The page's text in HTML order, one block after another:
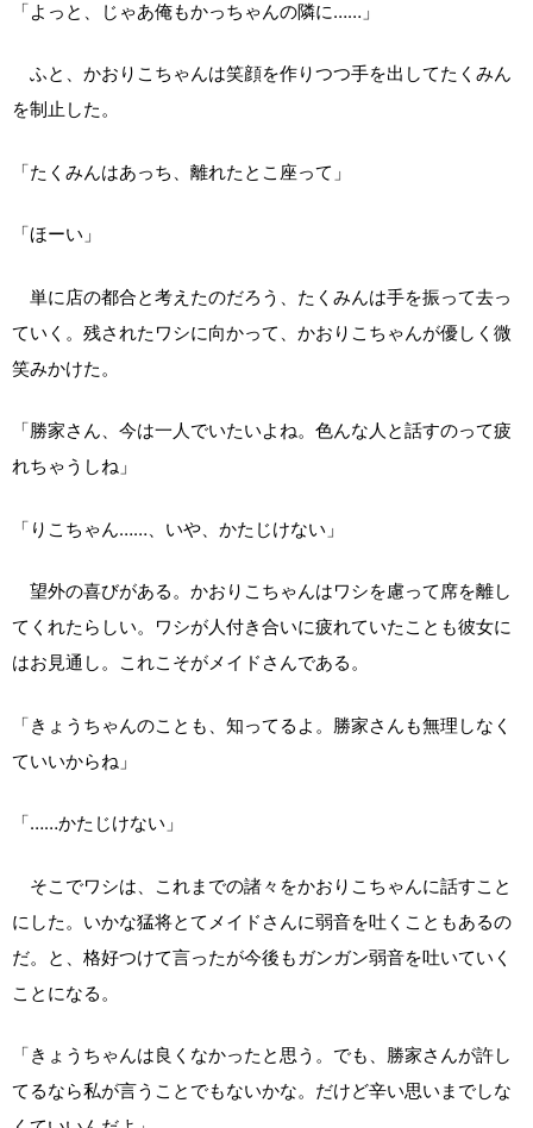
「よっと、じゃあ俺もかっちゃんの隣に……」
ふと、かおりこちゃんは笑顔を作りつつ手を出してたくみん
を制止した。
「たくみんはあっち、離れたとこ座って」
「ほーい」
単に店の都合と考えたのだろう、たくみんは手を振って去っ
ていく。残されたワシに向かって、かおりこちゃんが優しく微
笑みかけた。
「勝家さん、今は一人でいたいよね。色んな人と話すのって疲
れちゃうしね」
「りこちゃん……、いや、かたじけない」
望外の喜びがある。かおりこちゃんはワシを慮って席を離し
てくれたらしい。ワシが人付き合いに疲れていたことも彼女に
はお見通し。これこそがメイドさんである。
「きょうちゃんのことも、知ってるよ。勝家さんも無理しなく
ていいからね」
「……かたじけない」
そこでワシは、これまでの諸々をかおりこちゃんに話すこと
にした。いかな猛将とてメイドさんに弱音を吐くこともあるの
だ。と、格好つけて言ったが今後もガンガン弱音を吐いていく
ことになる。
「きょうちゃんは良くなかったと思う。でも、勝家さんが許し
てるなら私が言うことでもないかな。だけど辛い思いまでしな